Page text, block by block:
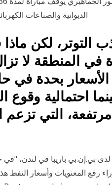
الديوانية والصناعات الكهربائية لمدة 36
التوتر، لكن
في المنطقة لا
الأسعار بحدة في
احتمالية
التي تزعم
بي.إن.بي باريبا في لندن، "في
رفع المعنويات وأسعار النفط